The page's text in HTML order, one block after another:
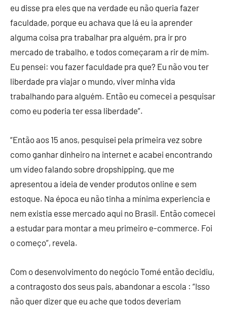
eu disse pra eles que na verdade eu não queria fazer
faculdade, porque eu achava que lá eu ia aprender
alguma coisa pra trabalhar pra alguém, pra ir pro
mercado de trabalho, e todos começaram a rir de mim.
Eu pensei: vou fazer faculdade pra que? Eu não vou ter
liberdade pra viajar o mundo, viver minha vida
trabalhando para alguém. Então eu comecei a pesquisar
como eu poderia ter essa liberdade”.
“Então aos 15 anos, pesquisei pela primeira vez sobre
como ganhar dinheiro na internet e acabei encontrando
um vídeo falando sobre dropshipping, que me
apresentou a ideia de vender produtos online e sem
estoque. Na época eu não tinha a mínima experiencia e
nem existia esse mercado aqui no Brasil. Então comecei
a estudar para montar a meu primeiro e-commerce. Foi
o começo”, revela.
Com o desenvolvimento do negócio Tomé então decidiu,
a contragosto dos seus pais, abandonar a escola : “Isso
não quer dizer que eu ache que todos deveriam